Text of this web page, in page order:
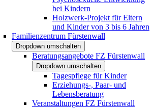
bei Kindern
Holzwerk-Projekt für Eltern
und Kinder von 3 bis 6 Jahren
Familienzentrum Fürstenwall
Dropdown umschalten
Beratungsangebote FZ Fürstenwall
Dropdown umschalten
Tagespflege für Kinder
Erziehungs-, Paar- und
Lebensberatung
Veranstaltungen FZ Fürstenwall